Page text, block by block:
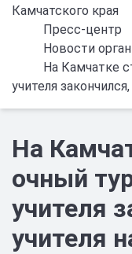
Камчатского края
Пресс-центр
Новости
На Камчатке
учителя
На
очный
учителя
учителя